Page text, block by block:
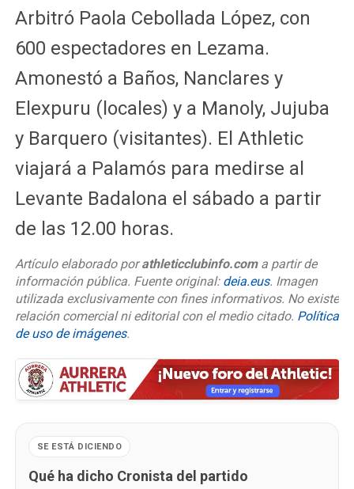
Arbitró Paola Cebollada López, con
600 espectadores en Lezama.
Amonestó a Baños, Nanclares y
Elexpuru (locales) y a Manoly, Jujuba
y Barquero (visitantes). El Athletic
viajará a Palamós para medirse al
Levante Badalona el sábado a partir
de las 12.00 horas.
Artículo elaborado porathleticclubinfo.coma partir de
información pública. Fuente original: deia.eus. Imagen
utilizada exclusivamente con fines informativos. No existe
relación comercial ni editorial con el medio citado. Política
de uso de imágenes.
SE ESTÁ DICIENDO
Qué ha dicho Cronista del partido